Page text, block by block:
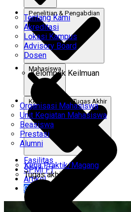
Tentang Kami
Akreditasi
Lokasi Kampus
Advisory Board
Dosen
Kelompok Keilmuan
Mahasiswa
Organisasi Mahasiswa
Unit Kegiatan Mahasiswa
Beasiswa
Prestasi
Alumni
Kerja Praktik & Tugas Akhir
Kerja Praktik/Magang
Tugas akhir
Fasilitas
SPMI FT
Artikel
Gabung Kami